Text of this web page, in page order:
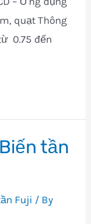
quạt Thông
0.75 đến
tần
Fuji / By